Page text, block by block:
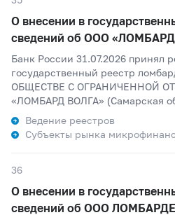
О внесении в
сведений об ООО
Банк России 31.07.2026 принял
государственный реестр
ОБЩЕСТВЕ С ОГРАНИЧЕННОЙ
«ЛОМБАРД ВОЛГА» (Самарская
Ведение реестров
Субъекты рынка
36
О внесении в
сведений об ООО